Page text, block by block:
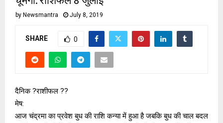
by Newsmantra July 8, 2019
SHARE 0
दैनिक ?राशीफल ??
मेष:
आज चंद्रमा का प्रवेश बुध की राशि कन्या में हुआ है जबकि बुध की चाल बदल